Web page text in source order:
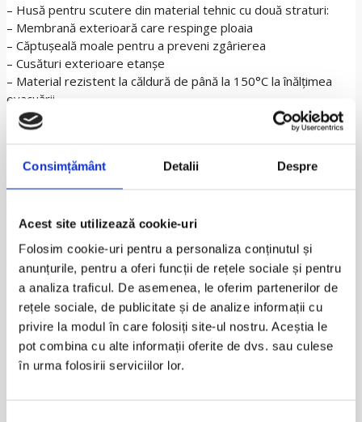
Consimțământ Detalii Despre
Acest site utilizează cookie-uri
Folosim cookie-uri pentru a personaliza conținutul și
anunțurile, pentru a oferi funcții de rețele sociale și pentru
a analiza traficul. De asemenea, le oferim partenerilor de
rețele sociale, de publicitate și de analize informații cu
privire la modul în care folosiți site-ul nostru. Aceștia le
pot combina cu alte informații oferite de dvs. sau culese
în urma folosirii serviciilor lor.
– Husă pentru scutere din material tehnic cu două straturi:
– Membrană exterioară care respinge ploaia
– Căptușeală moale pentru a preveni zgârierea
– Cusături exterioare etanșe
– Material rezistent la căldură de până la 150°C la înălțimea
evacuării
– Imprimeu reflectorizant
– Panou în spate personalizabil cu numărul de înmatriculare al
– Orificii pentru lanț antifurt
– Inserții elastice la roți și anti-inundare prin cureaua de sub
– Ușor și rapid de poziționat, grație benzii față identificatoare
– Sistem pentru adaptarea la volumul topcaseului și la înălțimea
parbrizului
– Pachet mic cu benzi de compresie, pentru a putea fi
depozitată sub șa
Material
100% Poliester